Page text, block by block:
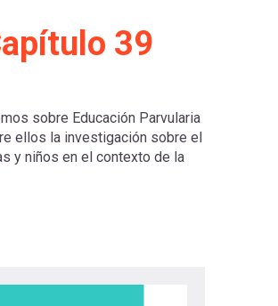
39
sobre Educación Parvularia
ellos la investigación sobre el
y niños en el contexto de la